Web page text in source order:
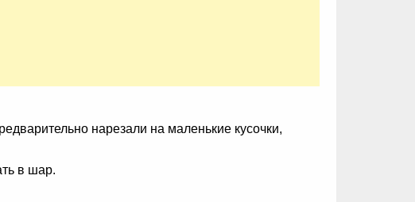
нарезали на маленькие кусочки,
в шар.